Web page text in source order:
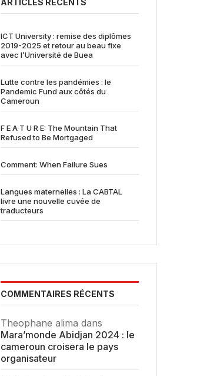
ARTICLES RÉCENTS
ICT University : remise des diplômes
2019-2025 et retour au beau fixe
avec l’Université de Buea
Lutte contre les pandémies : le
Pandemic Fund aux côtés du
Cameroun
F E A T U R E: The Mountain That
Refused to Be Mortgaged
Comment: When Failure Sues
Langues maternelles : La CABTAL
livre une nouvelle cuvée de
traducteurs
COMMENTAIRES RÉCENTS
Theophane alima dans
Mara’monde Abidjan 2024 : le
cameroun croisera le pays
organisateur